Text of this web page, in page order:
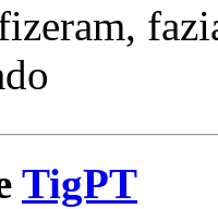
TigPT